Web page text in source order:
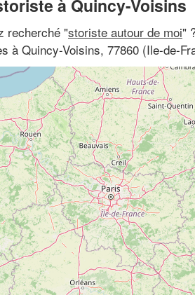
à Quincy-Voisins
recherché "storiste autour de moi"
à Quincy-Voisins, 77860 (Ile-de-